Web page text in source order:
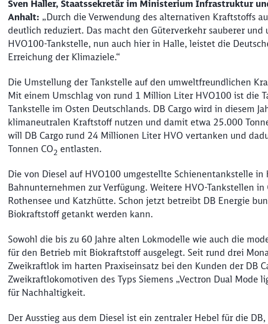
Sven Haller, Staatssekretär im Ministerium Infrastruktur
Anhalt: „Durch die Verwendung des alternativen Kraftstoffs
deutlich reduziert. Das macht den Güterverkehr sauberer
HVO100-Tankstelle, nun auch hier in Halle, leistet die
Erreichung der Klimaziele.“
Die Umstellung der Tankstelle auf den umweltfreundlichen
Mit einem Umschlag von rund 1 Million Liter HVO100 ist die
Tankstelle im Osten Deutschlands. DB Cargo wird in diesem
klimaneutralen Kraftstoff nutzen und damit etwa 25.000
will DB Cargo rund 24 Millionen Liter HVO vertanken und
Tonnen CO2 entlasten.
Die von Diesel auf HVO100 umgestellte Schienentankstelle
Bahnunternehmen zur Verfügung. Weitere HVO-Tankstellen
Rothensee und Katzhütte. Schon jetzt betreibt DB Energie
Biokraftstoff getankt werden kann.
Sowohl die bis zu 60 Jahre alten Lokmodelle wie auch die
für den Betrieb mit Biokraftstoff ausgelegt. Seit rund drei
Zweikraftlok im harten Praxiseinsatz bei den Kunden der DB
Zweikraftlokomotiven des Typs Siemens „Vectron Dual Mode
für Nachhaltigkeit.
Der Ausstieg aus dem Diesel ist ein zentraler Hebel für die